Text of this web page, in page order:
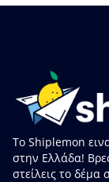
Το Shiplemon
στην Ελλάδα!
στείλεις το δέμα